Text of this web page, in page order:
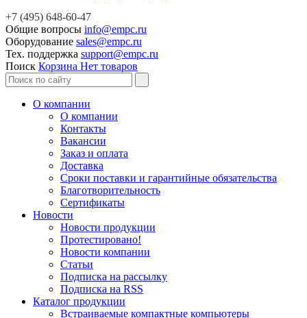
+7 (495) 648-60-47
Общие вопросы info@empc.ru
Оборудование sales@empc.ru
Тех. поддержка support@empc.ru
Поиск Корзина Нет товаров
О компании
О компании
Контакты
Вакансии
Заказ и оплата
Доставка
Сроки поставки и гарантийные обязательства
Благотворительность
Сертификаты
Новости
Новости продукции
Протестировано!
Новости компании
Статьи
Подписка на рассылку
Подписка на RSS
Каталог продукции
Встраиваемые компактные компьютеры